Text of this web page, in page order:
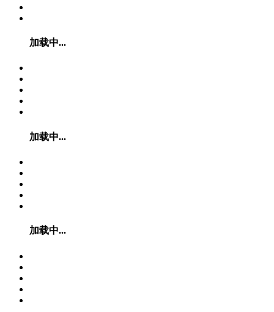
加载中...
加载中...
加载中...